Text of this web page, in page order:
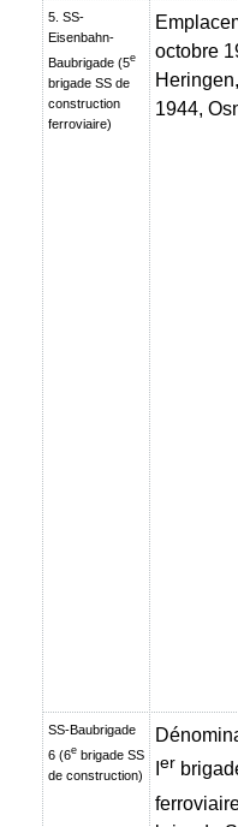
5. SS-
Eisenbahn-
Baubrigade (5e
brigade SS de
construction
ferroviaire)
octobre
1944,
SS-Baubrigade
6 (6e brigade SS
de construction)
er